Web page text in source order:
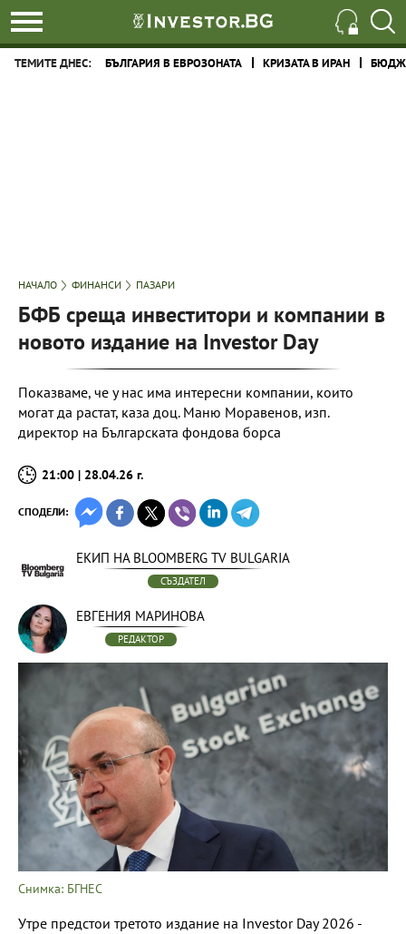
ТЕМИТЕ ДНЕС: БЪЛГАРИЯ В ЕВРОЗОНАТА КРИЗАТА В ИРАН
НАЧАЛО ФИНАНСИ ПАЗАРИ
БФБ среща инвеститори и компании в
новото издание на Investor Day
Показваме, че у нас има интересни компании, които
могат да растат, каза доц. Маню Моравенов, изп.
директор на Българската фондова борса
21:00 | 28.04.26 г.
СПОДЕЛИ:
ЕКИП НА BLOOMBERG TV BULGARIA
СЪЗДАТЕЛ
ЕВГЕНИЯ МАРИНОВА
РЕДАКТОР
Снимка: БГНЕС
Утре предстои третото издание на Investor Day 2026 -